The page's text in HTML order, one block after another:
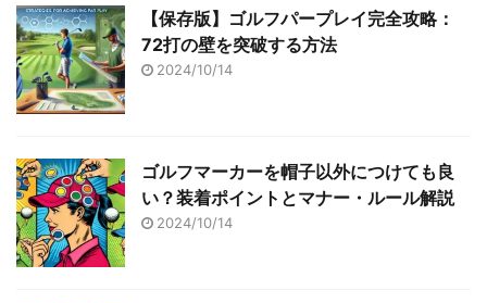
【保存版】ゴルフパープレイ完全攻略：
72打の壁を突破する方法
2024/10/14
ゴルフマーカーを帽子以外につけても良
い？装着ポイントとマナー・ルール解説
2024/10/14